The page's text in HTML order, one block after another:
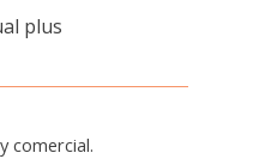
plus
comercial.